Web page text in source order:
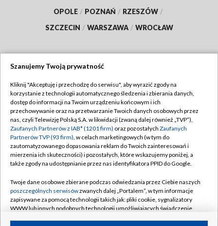
OPOLE / POZNAŃ / RZESZÓW /
SZCZECIN / WARSZAWA / WROCŁAW
TVP
Abonament TVP
Emisja w TVP
Centrum informacji TVP
Naziemna Telewizja Cyfrowa
Rada Programowa
System NOS
Informacje o nadawcy
Regulamin TVP
Polityka prywatności
Moje zgody
Pomoc
Kontakt
Kanały
Szanujemy Twoją prywatność
Kliknij "Akceptuję i przechodzę do serwisu", aby wyrazić zgody na
korzystanie z technologii automatycznego śledzenia i zbierania danych,
dostęp do informacji na Twoim urządzeniu końcowym i ich
przechowywanie oraz na przetwarzanie Twoich danych osobowych przez
nas, czyli Telewizję Polską S.A. w likwidacji (zwaną dalej również „TVP”),
Zaufanych Partnerów z IAB* (1201 firm) oraz pozostałych Zaufanych
Partnerów TVP (93 firm), w celach marketingowych (w tym do
zautomatyzowanego dopasowania reklam do Twoich zainteresowań i
mierzenia ich skuteczności) i pozostałych, które wskazujemy poniżej, a
także zgody na udostępnianie przez nas identyfikatora PPID do Google.
Twoje dane osobowe zbierane podczas odwiedzania przez Ciebie naszych
poszczególnych serwisówzwanych dalej „Portalem”, w tym informacje
zapisywane za pomocą technologii takich jak: pliki cookie, sygnalizatory
WWW lub innych podobnych technologii umożliwiających świadczenie